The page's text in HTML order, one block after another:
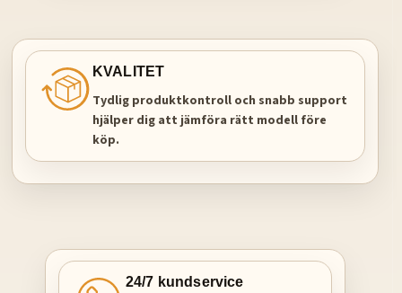
KVALITET
Tydlig produktkontroll och snabb support
hjälper dig att jämföra rätt modell före
köp.
24/7 kundservice